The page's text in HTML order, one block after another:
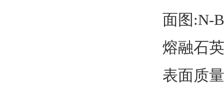
面图:N-
熔融石
表面质